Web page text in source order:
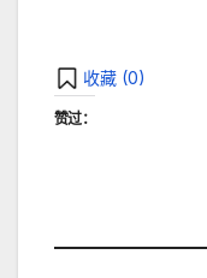
收藏 (0)
赞过：